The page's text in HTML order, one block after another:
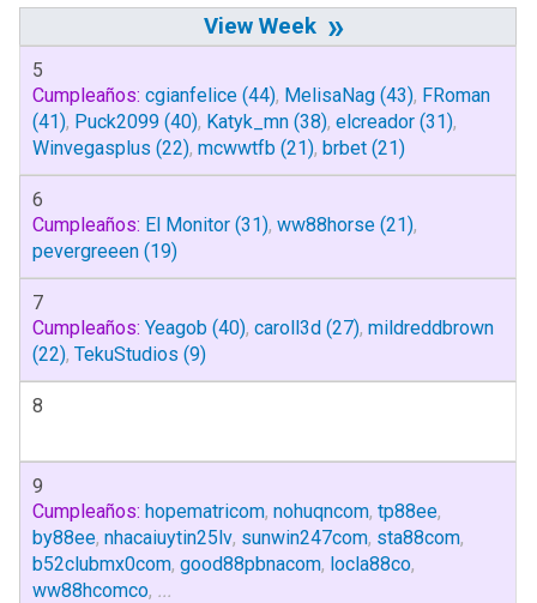
»
5
Cumpleaños: cgianfelice (44), MelisaNag (43), FRoman
(41), Puck2099 (40), Katyk_mn (38), elcreador (31),
Winvegasplus (22), mcwwtfb (21), brbet (21)
6
Cumpleaños: El Monitor (31), ww88horse (21),
pevergreeen (19)
7
Cumpleaños: Yeagob (40), caroll3d (27), mildreddbrown
(22), TekuStudios (9)
8
9
Cumpleaños: hopematricom, nohuqncom, tp88ee,
by88ee, nhacaiuytin25lv, sunwin247com, sta88com,
b52clubmx0com, good88pbnacom, locla88co,
ww88hcomco, ...